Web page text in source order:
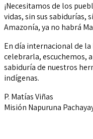
¡Necesitamos de los
vidas, sin sus sabidurías,
Amazonía, ya no habrá
En día internacional de
celebrarla, escuchemos,
sabiduría de nuestros
indígenas.
P. Matías Viñas
Misión Napuruna